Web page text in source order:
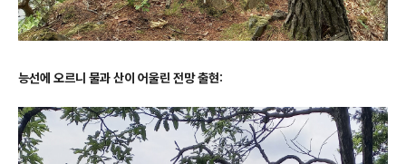
능선에 오르니 물과 산이 어울린 전망 출현: